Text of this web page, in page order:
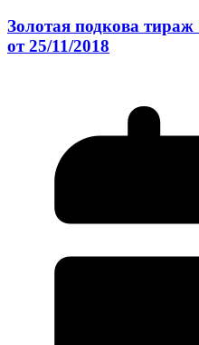
Золотая подкова
от 25/11/2018